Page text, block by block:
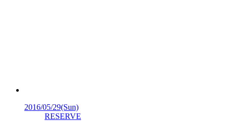
2016/05/29(Sun)
RESERVE